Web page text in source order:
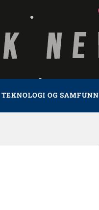
OG SAMFUNN